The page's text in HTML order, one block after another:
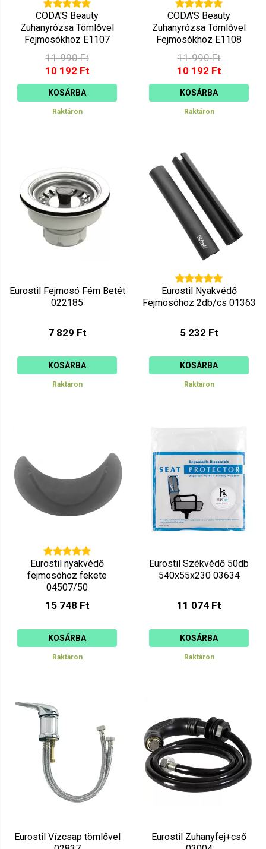
CODA'S Beauty
Zuhanyrózsa Tömlővel
Fejmosókhoz E1107
11 990 Ft
10 192 Ft
KOSÁRBA
Raktáron
CODA'S Beauty
Zuhanyrózsa Tömlővel
Fejmosókhoz E1108
11 990 Ft
10 192 Ft
KOSÁRBA
Raktáron
Eurostil Fejmosó Fém Betét
022185
7 829 Ft
KOSÁRBA
Raktáron
Eurostil Nyakvédő
Fejmosóhoz 2db/cs 01363
5 232 Ft
KOSÁRBA
Raktáron
Eurostil nyakvédő
fejmosóhoz fekete
04507/50
15 748 Ft
KOSÁRBA
Raktáron
Eurostil Székvédő 50db
540x55x230 03634
11 074 Ft
KOSÁRBA
Raktáron
Eurostil Vízcsap tömlővel
Eurostil Zuhanyfej+cső